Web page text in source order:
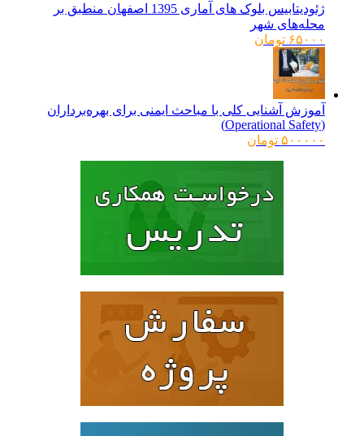
ژئودیتابیس بلوک های آماری 1395 اصفهان منطبق بر
محله‌های شهر
۶۵۰۰۰ تومان
آموزش آشنایی کلی با مباحث ایمنی برای بهره‌برداران
۵۰۰۰۰۰ تومان